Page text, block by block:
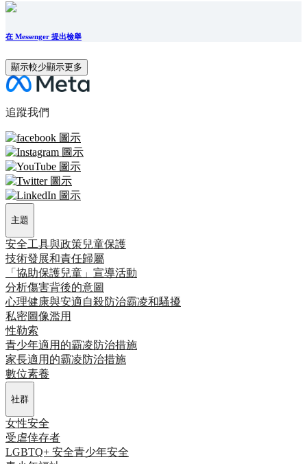
在 Messenger 提出檢舉
顯示較少顯示更多
追蹤我們
主題
安全工具與政策兒童保護
技術發展和責任歸屬
「協助保護兒童」宣導活動
分析傷害背後的意圖
心理健康與安適自殺防治霸凌和騷擾
私密圖像濫用
性勒索
青少年適用的霸凌防治措施
家長適用的霸凌防治措施
數位素養
社群
女性安全
受虐倖存者
LGBTQ+ 安全青少年安全